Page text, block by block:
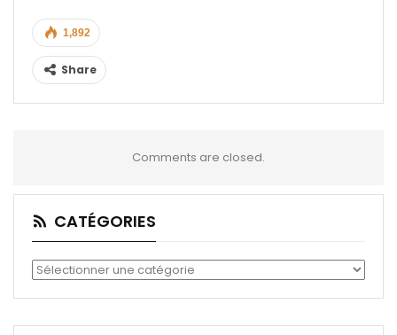
1,892
Share
Comments are closed.
CATÉGORIES
Catégories